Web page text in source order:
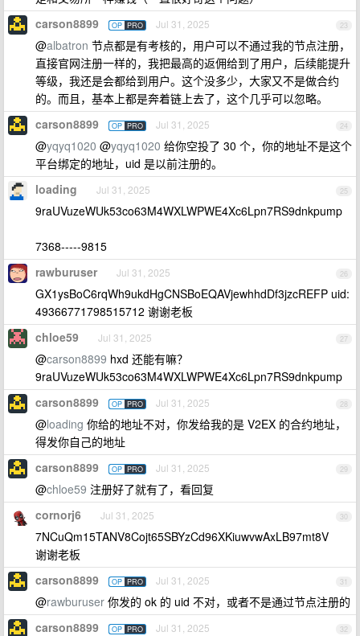
23
carson8899 OP PRO Jul 31, 2025
@albatron 节点都是有考核的，用户可以不通过我的节点注册，
直接官网注册一样的，我把最高的返佣给到了用户，后续能提升
等级，我还是会都给到用户。这个没多少，大家又不是做合约
的。而且，基本上都是奔着链上去了，这个几乎可以忽略。
24
carson8899 OP PRO Jul 31, 2025
@yqyq1020 @yqyq1020 给你空投了 30 个，你的地址不是这个
平台绑定的地址，uid 是以前注册的。
25
loading Jul 31, 2025
9raUVuzeWUk53co63M4WXLWPWE4Xc6Lpn7RS9dnkpump
7368-----9815
26
rawburuser Jul 31, 2025
GX1ysBoC6rqWh9ukdHgCNSBoEQAVjewhhdDf3jzcREFP uid:
49366771798515712 谢谢老板
27
chloe59 Jul 31, 2025
@carson8899 hxd 还能有嘛？
9raUVuzeWUk53co63M4WXLWPWE4Xc6Lpn7RS9dnkpump
28
carson8899 OP PRO Jul 31, 2025
@loading 你给的地址不对，你发给我的是 V2EX 的合约地址，
得发你自己的地址
29
carson8899 OP PRO Jul 31, 2025
@chloe59 注册好了就有了，看回复
30
cornorj6 Jul 31, 2025
7NCuQm15TANV8Cojt65SBYzCd96XKiuwvwAxLB97mt8V
谢谢老板
31
carson8899 OP PRO Jul 31, 2025
@rawburuser 你发的 ok 的 uid 不对，或者不是通过节点注册的
32
carson8899 OP PRO Jul 31, 2025